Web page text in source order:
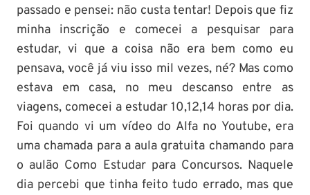
passado e pensei: não custa tentar! Depois que fiz
minha inscrição e comecei a pesquisar para
estudar, vi que a coisa não era bem como eu
pensava, você já viu isso mil vezes, né? Mas como
estava em casa, no meu descanso entre as
viagens, comecei a estudar 10,12,14 horas por dia.
Foi quando vi um vídeo do Alfa no Youtube, era
uma chamada para a aula gratuita chamando para
o aulão Como Estudar para Concursos. Naquele
dia percebi que tinha feito tudo errado, mas que